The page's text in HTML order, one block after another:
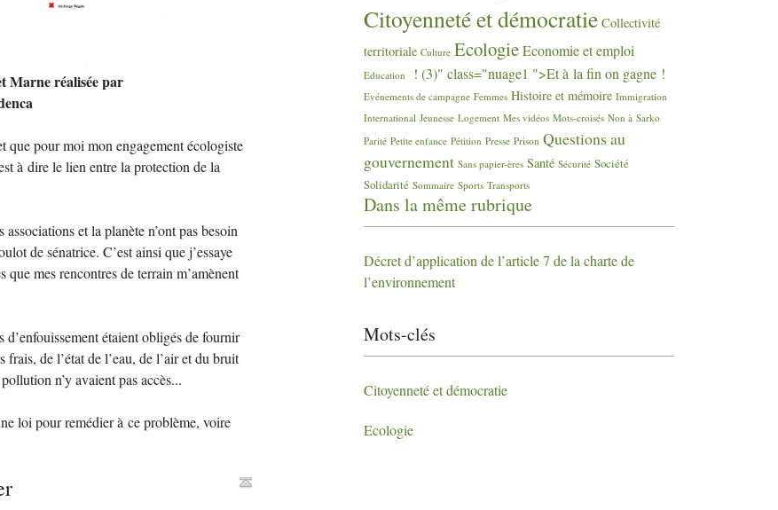
Marne réalisée par
que pour moi mon engagement écologiste
à dire le lien entre la protection de la
et la planète n’ont pas besoin
de sénatrice. C’est ainsi que j’essaye
mes rencontres de terrain m’amènent
d’enfouissement étaient obligés de fournir
de l’état de l’eau, de l’air et du bruit
n’y avaient pas accès...
loi pour remédier à ce problème, voire
Citoyenneté et démocratie Collectivité
territoriale Culture EcologieEconomie et emploi
Education ! (3)" class="nuage1 ">Et à la fin on gagne !
Evénements de campagne Femmes Histoire et mémoire Immigration
International Jeunesse Logement Mes vidéos Mots-croisés Non à Sarko
Parité Petite enfance Pétition Presse Prison Questions au
gouvernement Sans papier-ères Santé Sécurité Société
Solidarité Sommaire Sports Transports
Dans la même rubrique
Décret d’application de l’article 7 de la charte de
l’environnement
Mots-clés
Citoyenneté et démocratie
Ecologie